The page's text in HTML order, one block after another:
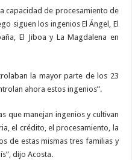
capacidad de procesamiento de
siguen los ingenios El Ángel, El
El Jiboa y La Magdalena en
la mayor parte de los 23
ahora estos ingenios”.
que manejan ingenios y cultivan
el crédito, el procesamiento, la
de estas mismas tres familias y
dijo Acosta.